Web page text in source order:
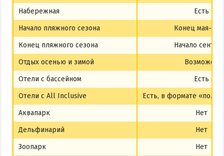
Набережная
Есть
Начало пляжного сезона
Конец мая-
Конец пляжного сезона
Начало
Отдых осенью и зимой
Возможен
Отели с бассейном
Есть
Отели с All Inclusive
Есть, в формате
Аквапарк
Нет
Дельфинарий
Нет
Зоопарк
Нет